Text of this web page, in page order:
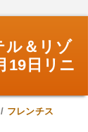
ル＆リゾ
19日リニ
/ フレンチス